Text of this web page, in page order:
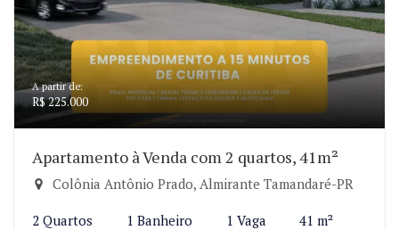
A partir de:
R$ 225.000
Apartamento à Venda com 2 quartos, 41m²
Colônia Antônio Prado, Almirante Tamandaré-PR
2 Quartos 1 Banheiro 1 Vaga 41 m²